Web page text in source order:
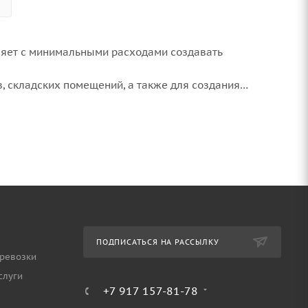
с минимальными расходами создавать
складских помещений, а также для создания
прочность на изгиб и относительно легкий
ПОДПИСАТЬСЯ НА РАССЫЛКУ
+7 917 157-81-78